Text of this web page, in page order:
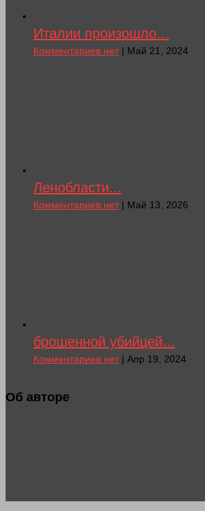
Италии произошло...
Комментариев нет| Май 21, 2024
Ленобласти...
Комментариев нет| Май 13, 2026
брошенной убийцей...
Комментариев нет| Апр 19, 2024
Об авторе